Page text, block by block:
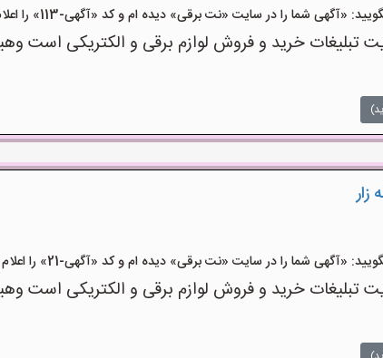
شما را در سایت «نت برقی» دیده ام و کد «آگهی-113» را اعلام کنید»
خرید و فروش لوازم برقی و الکتریکی است
زار
شما را در سایت «نت برقی» دیده ام و کد «آگهی-21» را اعلام کنید»
خرید و فروش لوازم برقی و الکتریکی است